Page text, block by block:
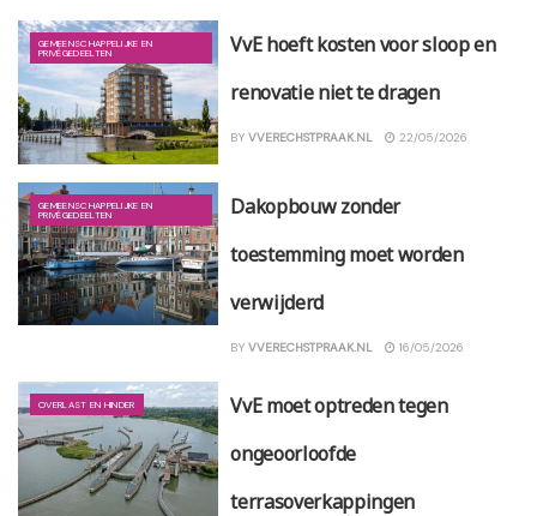
GEMEENSCHAPPELIJKE EN
PRIVÉGEDEELTEN
VvE hoeft kosten voor sloop en
renovatie niet te dragen
BY VVERECHSTPRAAK.NL 22/05/2026
GEMEENSCHAPPELIJKE EN
PRIVÉGEDEELTEN
Dakopbouw zonder
toestemming moet worden
verwijderd
BY VVERECHSTPRAAK.NL 16/05/2026
OVERLAST EN HINDER
VvE moet optreden tegen
ongeoorloofde
terrasoverkappingen